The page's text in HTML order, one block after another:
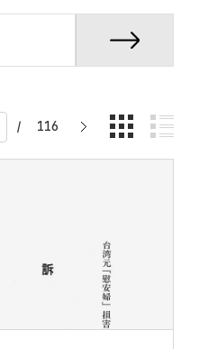
증언/구술자
/ 116